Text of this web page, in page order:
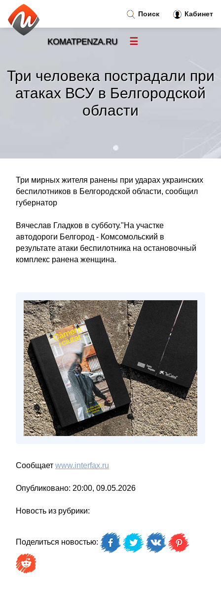
Три человека пострадали при
атаках ВСУ в Белгородской
области
Три мирных жителя ранены при ударах украинских
беспилотников в Белгородской области, сообщил
губернатор
Вячеслав Гладков в субботу."На участке
автодороги Белгород - Комсомольский в
результате атаки беспилотника на остановочный
комплекс ранена женщина.
Сообщает www.interfax.ru
Опубликовано: 20:00, 09.05.2026
Новость из рубрики:
Поделиться новостью:
Поиск Кабинет
KOMATPENZA.RU ☰
Новости»
Тренды новостей»